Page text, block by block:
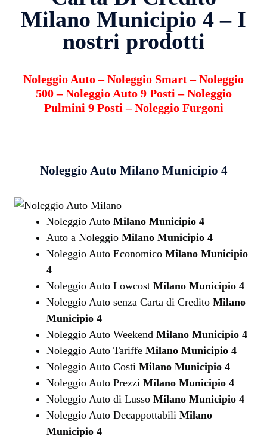
Milano Municipio 4 – I
nostri prodotti
Noleggio Auto–Noleggio Smart–Noleggio
500–Noleggio Auto 9 Posti –Noleggio
Pulmini 9 Posti –Noleggio Furgoni
Noleggio Auto Milano Municipio 4
Noleggio Auto Milano Municipio 4
Auto a Noleggio Milano Municipio 4
Noleggio Auto Economico Milano Municipio
4
Noleggio Auto Lowcost Milano Municipio 4
Noleggio Auto senza Carta di Credito Milano
Municipio 4
Noleggio Auto Weekend Milano Municipio 4
Noleggio Auto Tariffe Milano Municipio 4
Noleggio Auto Costi Milano Municipio 4
Noleggio Auto Prezzi Milano Municipio 4
Noleggio Auto di Lusso Milano Municipio 4
Noleggio Auto Decappottabili Milano
Municipio 4